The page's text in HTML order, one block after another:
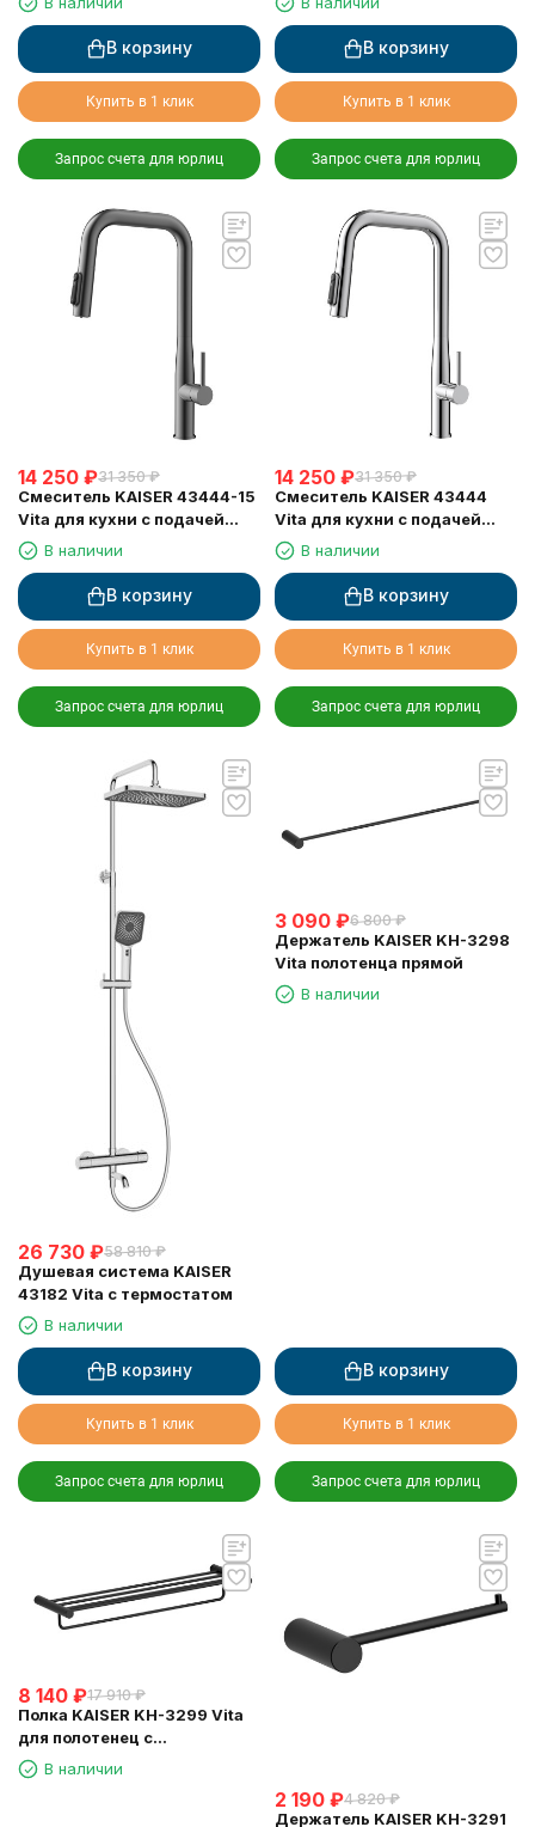
В корзину
Купить в 1 клик
Запрос счета для юрлиц
выдвижной лейкой
В корзину
Купить в 1 клик
Запрос счета для юрлиц
14 250 ₽31 350 ₽
Смеситель KAISER 43444-15
Vita для кухни с подачей
фильтрованной воды и
выдвижной лейкой
В наличии
В корзину
Купить в 1 клик
Запрос счета для юрлиц
14 250 ₽31 350 ₽
Смеситель KAISER 43444
Vita для кухни с подачей
фильтрованной воды и
выдвижной лейкой
В наличии
В корзину
Купить в 1 клик
Запрос счета для юрлиц
26 730 ₽58 810 ₽
Душевая система KAISER
43182 Vita с термостатом
В наличии
В корзину
Купить в 1 клик
Запрос счета для юрлиц
3 090 ₽6 800 ₽
Держатель KAISER KH-3298
Vita полотенца прямой
В наличии
В корзину
Купить в 1 клик
Запрос счета для юрлиц
8 140 ₽17 910 ₽
Полка KAISER KH-3299 Vita
для полотенец с
держателем
В наличии
2 190 ₽4 820 ₽
Держатель KAISER KH-3291